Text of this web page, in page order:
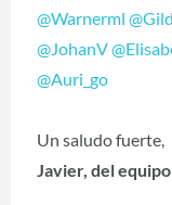
@Warnerml
@JohanV
@Auri_go
Un saludo fuerte,
Javier, del